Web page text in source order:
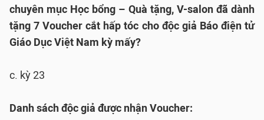
chuyên mục Học bổng – Quà tặng, V-salon đã dành
tặng 7 Voucher cắt hấp tóc cho độc giả Báo điện tử
Giáo Dục Việt Nam kỳ mấy?
c. kỳ 23
Danh sách độc giả được nhận Voucher: